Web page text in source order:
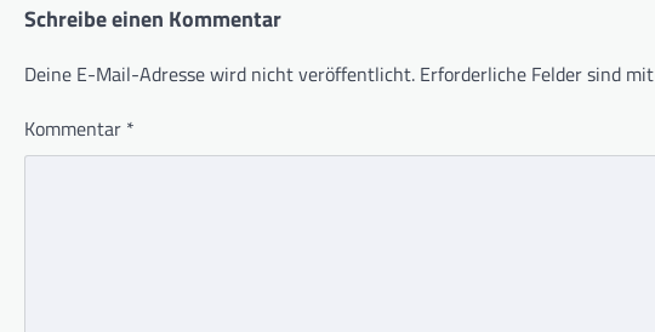
Schreibe einen Kommentar
Deine E-Mail-Adresse wird nicht veröffentlicht. Erforderliche Felder sind mit
Kommentar *